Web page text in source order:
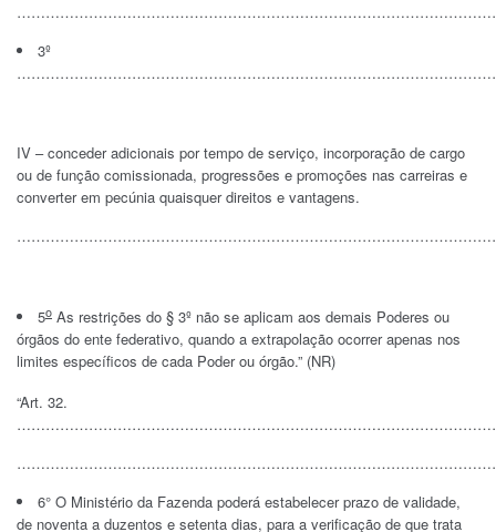
3º
IV – conceder adicionais por tempo de serviço, incorporação de cargo
ou de função comissionada, progressões e promoções nas carreiras e
converter em pecúnia quaisquer direitos e vantagens.
5o As restrições do § 3º não se aplicam aos demais Poderes ou
órgãos do ente federativo, quando a extrapolação ocorrer apenas nos
limites específicos de cada Poder ou órgão.” (NR)
“Art. 32.
6° O Ministério da Fazenda poderá estabelecer prazo de validade,
de noventa a duzentos e setenta dias, para a verificação de que trata